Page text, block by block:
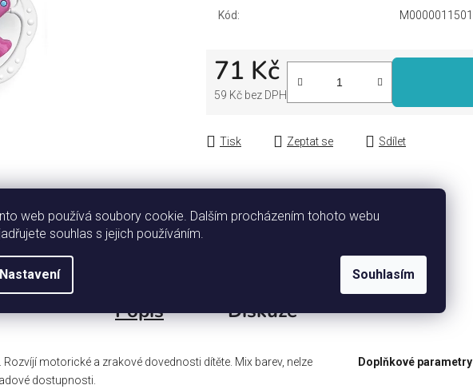
web používá soubory cookie. Dalším procházením tohoto webu
souhlas s jejich používáním.
Nastavení Souhlasím
Kód: M0000011501
71 Kč
59 Kč bez DPH
Tisk Zeptat se Sdílet
Popis Diskuze
motorické a zrakové dovednosti dítěte. Mix barev, nelze
dostupnosti.
Doplňkové parametry